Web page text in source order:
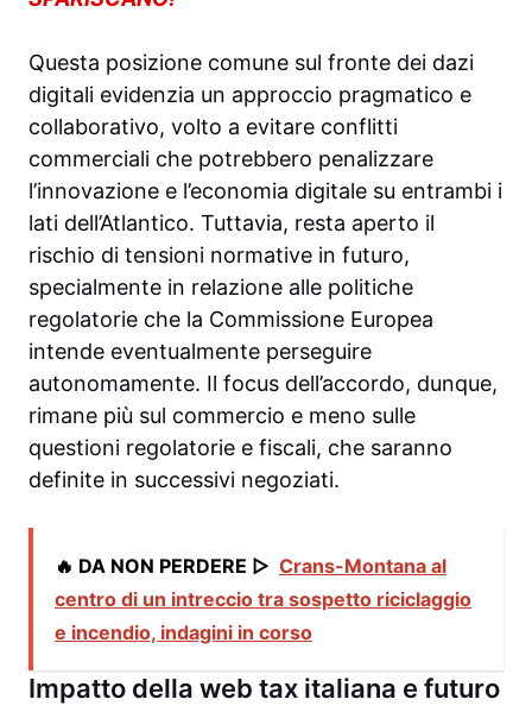
Questa posizione comune sul fronte dei dazi
digitali evidenzia un approccio pragmatico e
collaborativo, volto a evitare conflitti
commerciali che potrebbero penalizzare
l’innovazione e l’economia digitale su entrambi i
lati dell’Atlantico. Tuttavia, resta aperto il
rischio di tensioni normative in futuro,
specialmente in relazione alle politiche
regolatorie che la Commissione Europea
intende eventualmente perseguire
autonomamente. Il focus dell’accordo, dunque,
rimane più sul commercio e meno sulle
questioni regolatorie e fiscali, che saranno
definite in successivi negoziati.
🔥 DA NON PERDERE ▷ Crans-Montana al
centro di un intreccio tra sospetto riciclaggio
e incendio, indagini in corso
Impatto della web tax italiana e futuro